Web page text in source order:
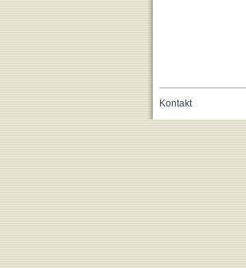
Kontakt